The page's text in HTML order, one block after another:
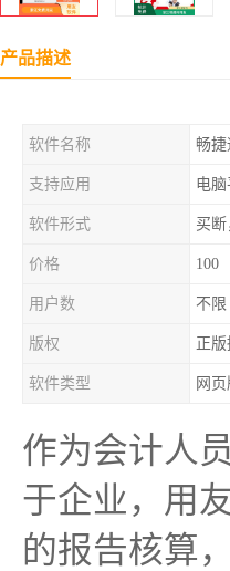
产品描述
软件名称 畅
支持应用 电
软件形式 买
价格 100
用户数 不限
版权 正
软件类型 网页
作为会计人
于企业，用
的报告核算